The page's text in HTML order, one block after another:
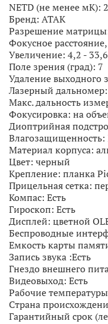
NETD (не менее мК):
Бренд: АТАК
Разрешение
Фокусное
Увеличение: 4,2 - 33,6
Поле зрения (град): 7
Удаление выходного
Лазерный дальномер:
Макс. дальность
Фокусировка: на
Диоптрийная
Влагозащищенность:
Материал корпуса:
Цвет: черный
Крепление: планка
Прицельная сетка:
Компас: Есть
Гироскоп: Есть
Дисплей: цветной
Беспроводные
Емкость карты
Запись звука :Есть
Гнездо внешнего
Видеовыход: Есть
Рабочие
Страна
Гарантийный срок